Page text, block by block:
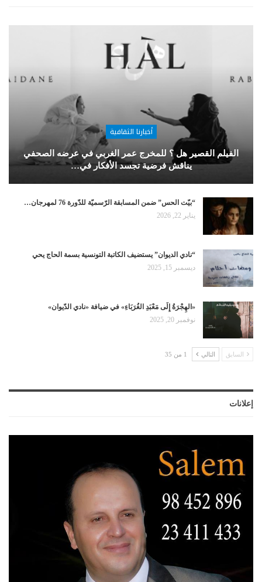
أخبارنا الثقافية
الفيلم القصير هل ؟ للمخرج عمر الغربي في عرضه الصحفي
يناقش فرضية تجسد الأفكار في…
“بيّت الحس” ضمن المسابقة الرّسميّة للدّورة 76 لمهرجان…
يناير 22, 2026
“نادي الديوان” يستضيف الكاتبة التونسية بسمة الحاج يحي
ديسمبر 15, 2025
«الهِجْرَةُ إِلَى مَعْبَدِ الغُرَبَاءِ» في ضيافة «نادي الدّيوان»
نوفمبر 20, 2025
السابق التالي 1 من 35
إعلانات